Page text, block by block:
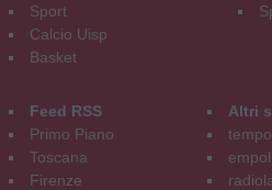
Sport
Calcio Uisp
Basket
Feed RSS
Primo Piano
Toscana
Firenze
Altri